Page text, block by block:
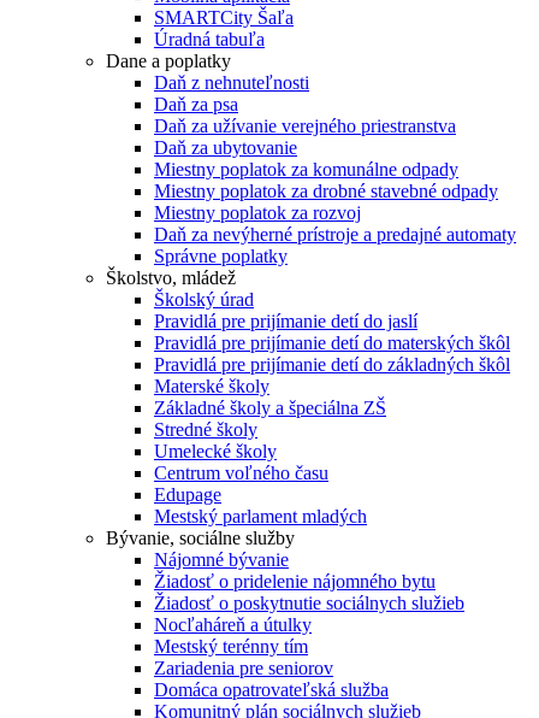
SMARTCity Šaľa
Úradná tabuľa
Dane a poplatky
Daň z nehnuteľnosti
Daň za psa
Daň za užívanie verejného priestranstva
Daň za ubytovanie
Miestny poplatok za komunálne odpady
Miestny poplatok za drobné stavebné odpady
Miestny poplatok za rozvoj
Daň za nevýherné prístroje a predajné automaty
Správne poplatky
Školstvo, mládež
Školský úrad
Pravidlá pre prijímanie detí do jaslí
Pravidlá pre prijímanie detí do materských škôl
Pravidlá pre prijímanie detí do základných škôl
Materské školy
Základné školy a špeciálna ZŠ
Stredné školy
Umelecké školy
Centrum voľného času
Edupage
Mestský parlament mladých
Bývanie, sociálne služby
Nájomné bývanie
Žiadosť o pridelenie nájomného bytu
Žiadosť o poskytnutie sociálnych služieb
Nocľaháreň a útulky
Mestský terénny tím
Zariadenia pre seniorov
Domáca opatrovateľská služba
Komunitný plán sociálnych služieb